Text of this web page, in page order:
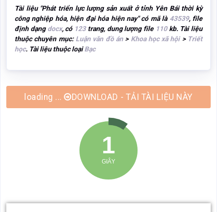
Tài liệu "Phát triển lực lượng sản xuất ở tỉnh Yên Bái thời kỳ
công nghiệp hóa, hiện đại hóa hiện nay" có mã là 43539, file
định dạng docx, có 123trang, dung lượng file 110kb. Tài liệu
thuộc chuyên mục: Luận văn đồ án> Khoa học xã hội> Triết
học. Tài liệu thuộc loạiBạc
DOWNLOAD - TẢI TÀI LIỆU NÀY